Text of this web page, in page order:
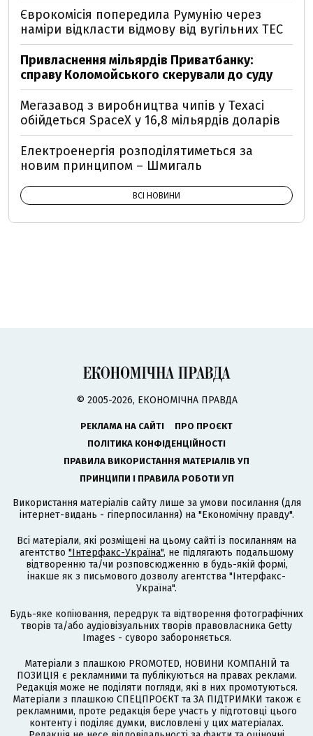
Єврокомісія попередила Румунію через
наміри відкласти відмову від вугільних ТЕС
Привласнення мільярдів Приватбанку:
справу Коломойського скерували до суду
Мегазавод з виробництва чипів у Техасі
обійдеться SpaceX у 16,8 мільярдів доларів
Електроенергія розподілятиметься за
новим принципом – Шмигаль
ВСІ НОВИНИ
© 2005-2026, ЕКОНОМІЧНА ПРАВДА
РЕКЛАМА НА САЙТІ
ПРО ПРОЄКТ
ПОЛІТИКА КОНФІДЕНЦІЙНОСТІ
ПРАВИЛА ВИКОРИСТАННЯ МАТЕРІАЛІВ УП
ПРИНЦИПИ І ПРАВИЛА РОБОТИ УП
Використання матеріалів сайту лише за умови посилання (для
інтернет-видань - гіперпосилання) на "Економічну правду".
Всі матеріали, які розміщені на цьому сайті із посиланням на
агентство "Інтерфакс-Україна", не підлягають подальшому
відтворенню та/чи розповсюдженню в будь-якій формі,
інакше як з письмового дозволу агентства "Інтерфакс-
Україна".
Будь-яке копіювання, передрук та відтворення фотографічних
творів та/або аудіовізуальних творів правовласника Getty
Images - суворо забороняється.
Матеріали з плашкою PROMOTED, НОВИНИ КОМПАНІЙ та
ПОЗИЦІЯ є рекламними та публікуються на правах реклами.
Редакція може не поділяти погляди, які в них промотуються.
Матеріали з плашкою СПЕЦПРОЄКТ та ЗА ПІДТРИМКИ також є
рекламними, проте редакція бере участь у підготовці цього
контенту і поділяє думки, висловлені у цих матеріалах.